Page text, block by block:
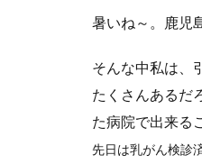
暑いね～。鹿児
そんな中私は、
たくさんあるだ
た病院で出来る
先日は乳がん検診